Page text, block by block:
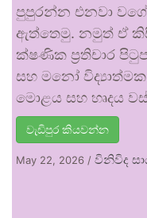
පුපුරන්න එනවා වගේ
ඇත්තෙමු. නමුත් ඒ
ක්ෂණික ප්‍රතිචාර
සහ මනෝ
මොළය සහ හෘදය
වැඩිපුර කියවන්න
May 22, 2026 / විනිවිද